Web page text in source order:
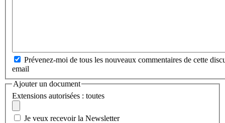
Prévenez-moi de tous les nouveaux commentaires de cette
email
Ajouter un document
Extensions autorisées : toutes
Je veux recevoir la Newsletter